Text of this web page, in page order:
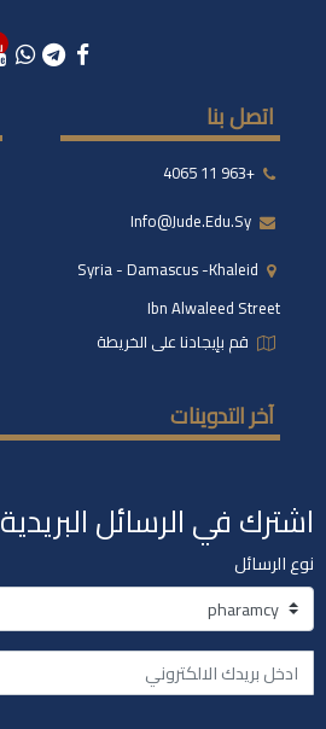
اتصل بنا
+963 11 4065
Syria - Damascus -khaleid
Ibn Alwaleed Street
قم بإيجادنا على الخريطة
آخر التدوينات
اشترك في الرسائل البريدية
نوع الرسائل